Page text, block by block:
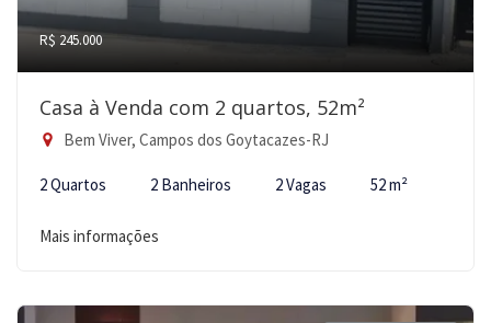
R$ 245.000
Casa à Venda com 2 quartos, 52m²
Bem Viver, Campos dos Goytacazes-RJ
2 Quartos 2 Banheiros 2 Vagas 52 m²
Mais informações